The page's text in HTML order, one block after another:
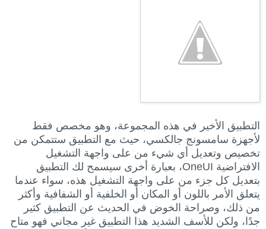
التطبيق الأخير في هذه المجموعة، وهو مخصص فقط
لأجهزة سامسونج جالكسي، حيث مع التطبيق ستتمكن من
تخصيص وتعديل أي شيء من على واجهة التشغيل
الافتراضية OneUI، بعبارة أخرى سيسمح لك التطبيق
بتعديل كل جزء من على واجهة التشغيل هذه، سواء عندما
يتعلق الأمر باللون أو المكان أو الخلفية أو الشفافية وأكثر
من ذلك، وصراحة الخوض في الحديث عن التطبيق كثير
جدًا، ولكن للأسف الشديد هذا التطبيق غير مجاني فهو متاح